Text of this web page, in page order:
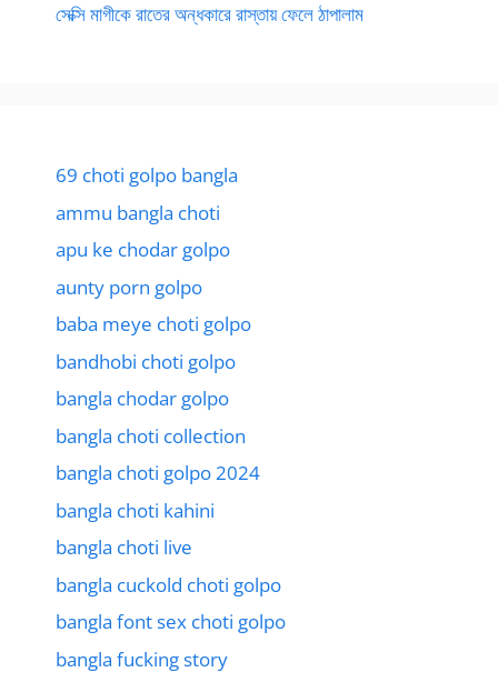
সেক্সি মাগীকে রাতের অন্ধকারে রাস্তায় ফেলে ঠাপালাম
69 choti golpo bangla
ammu bangla choti
apu ke chodar golpo
aunty porn golpo
baba meye choti golpo
bandhobi choti golpo
bangla chodar golpo
bangla choti collection
bangla choti golpo 2024
bangla choti kahini
bangla choti live
bangla cuckold choti golpo
bangla font sex choti golpo
bangla fucking story